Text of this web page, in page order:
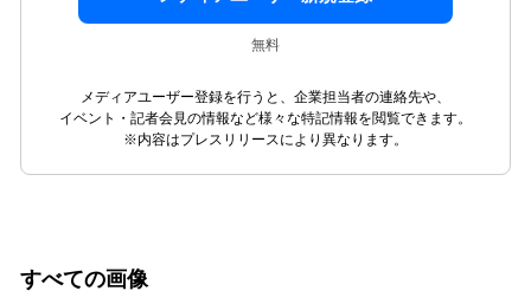
無料
メディアユーザー登録を行うと、企業担当者の連絡先や、
イベント・記者会見の情報など様々な特記情報を閲覧できます。
※内容はプレスリリースにより異なります。
すべての画像